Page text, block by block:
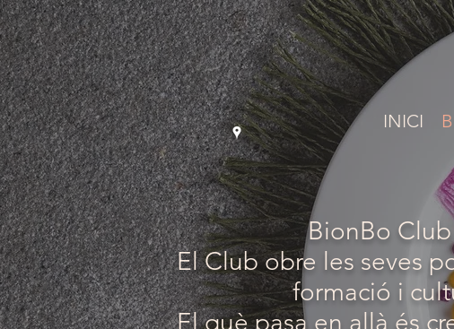
INICI
BionBo Club
El Club obre les seves
formació i
El què pasa en allà és